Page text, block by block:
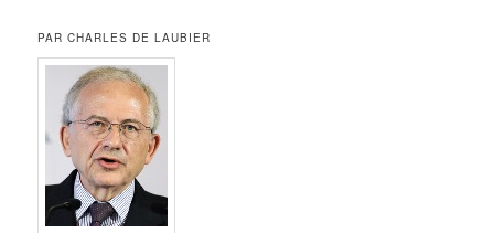
PAR CHARLES DE LAUBIER